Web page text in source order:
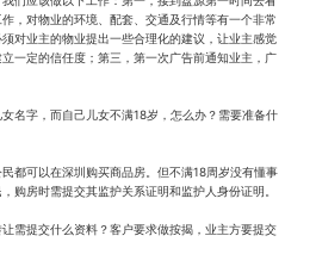
，对物业的环境、配套、交通及行情等有一个非常
对业主的物业提出一些合理化的建议，让业主感觉
一定的信任度；第三，第一次广告前通知业主，广
名字，而自己儿女不满18岁，怎么办？需要准备什
都可以在深圳购买商品房。但不满18周岁没有懂事
购房时需提交其监护关系证明和监护人身份证明。
需提交什么资料？客户要求做按揭，业主方要提交